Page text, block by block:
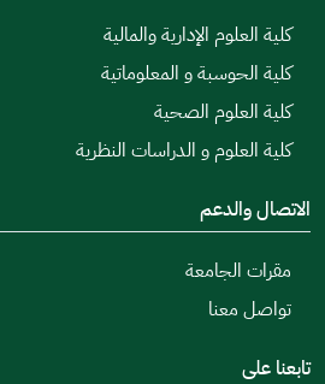
كلية العلوم الإدارية والمالية
كلية الحوسبة و المعلوماتية
كلية العلوم الصحية
كلية العلوم و الدراسات النظرية
الاتصال والدعم
مقرات الجامعة
تواصل معنا
تابعنا على